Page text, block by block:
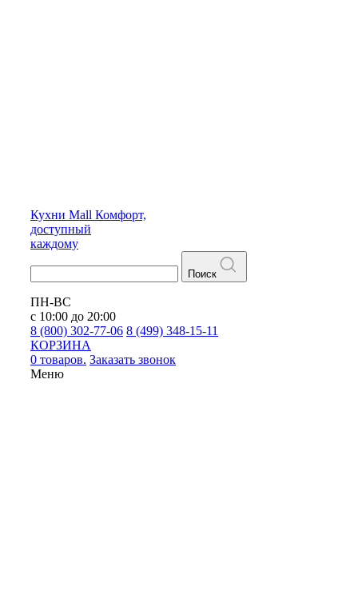
Кухни Mall Комфорт,
доступный
каждому
Поиск
ПН-ВС
с 10:00 до 20:00
8 (800) 302-77-06 8 (499) 348-15-11
КОРЗИНА
0 товаров. Заказать звонок
Меню